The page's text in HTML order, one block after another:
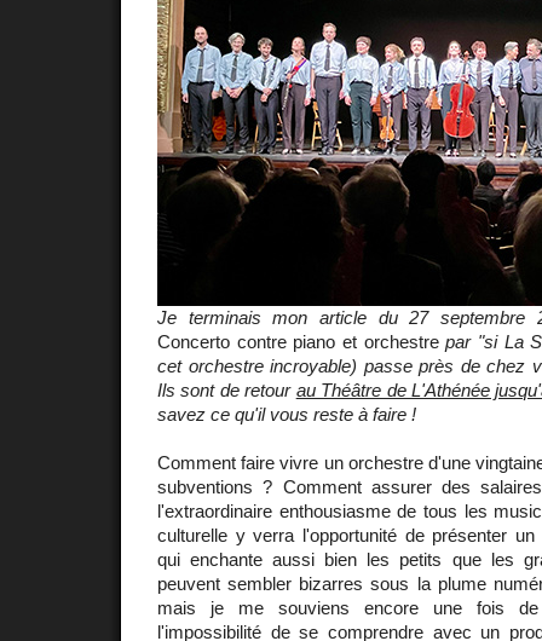
Je terminais mon article du 27 septembre
Concerto contre piano et orchestrepar "si La
cet orchestre incroyable) passe près de chez
Ils sont de retour au Théâtre de L'Athénée
savez ce qu'il vous reste à faire !
Comment faire vivre un orchestre d'une
subventions ? Comment assurer des
l'extraordinaire enthousiasme de tous les
culturelle y verra l'opportunité de présenter un
qui enchante aussi bien les petits que les
peuvent sembler bizarres sous la plume
mais je me souviens encore une fois
l'impossibilité de se comprendre avec un